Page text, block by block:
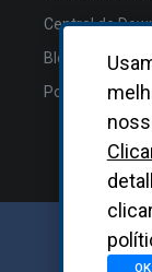
Central de
Blog
Política de
OK